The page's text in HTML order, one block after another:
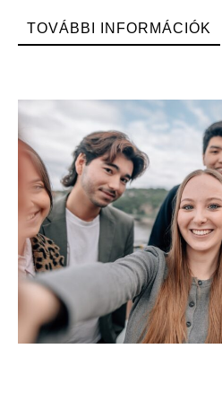
TOVÁBBI INFORMÁCIÓK